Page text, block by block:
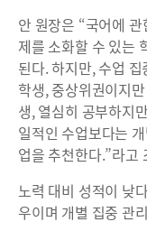
안 원장은 “국어에
제를 소화할 수 있는
된다. 하지만, 수업
학생, 중상위권이지
생, 열심히 공부하지
일적인 수업보다는
업을 추천한다.”라고
노력 대비 성적이 낮
우이며 개별 집중 관